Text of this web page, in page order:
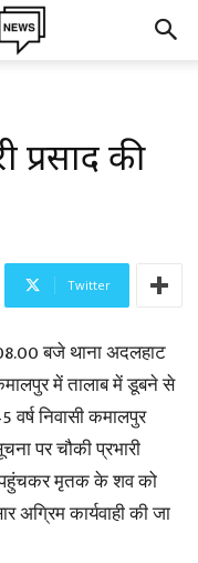
प्रसाद की
Twitter
बजे थाना अदलहाट
में तालाब में डूबने से
निवासी कमालपुर
पर चौकी प्रभारी
पहुंचकर मृतक के शव को
कार्यवाही की जा